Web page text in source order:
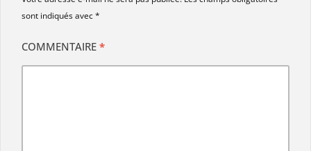
sont indiqués avec*
COMMENTAIRE *